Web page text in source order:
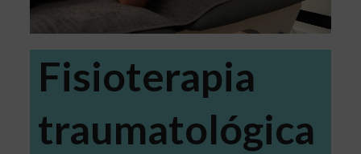
Fisioterapia
traumatológica